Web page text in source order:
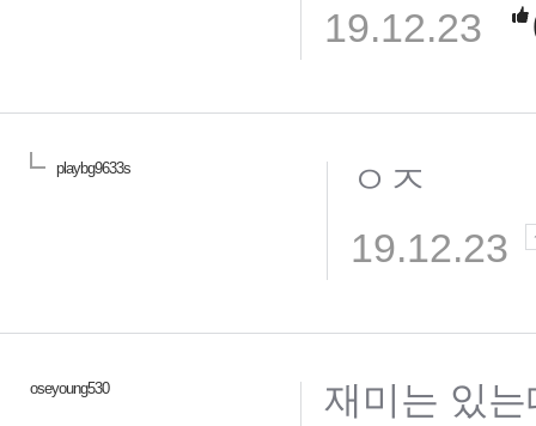
19.12.23
playbg9633s ㅇㅈ
19.12.23
oseyoung530
재미는 있